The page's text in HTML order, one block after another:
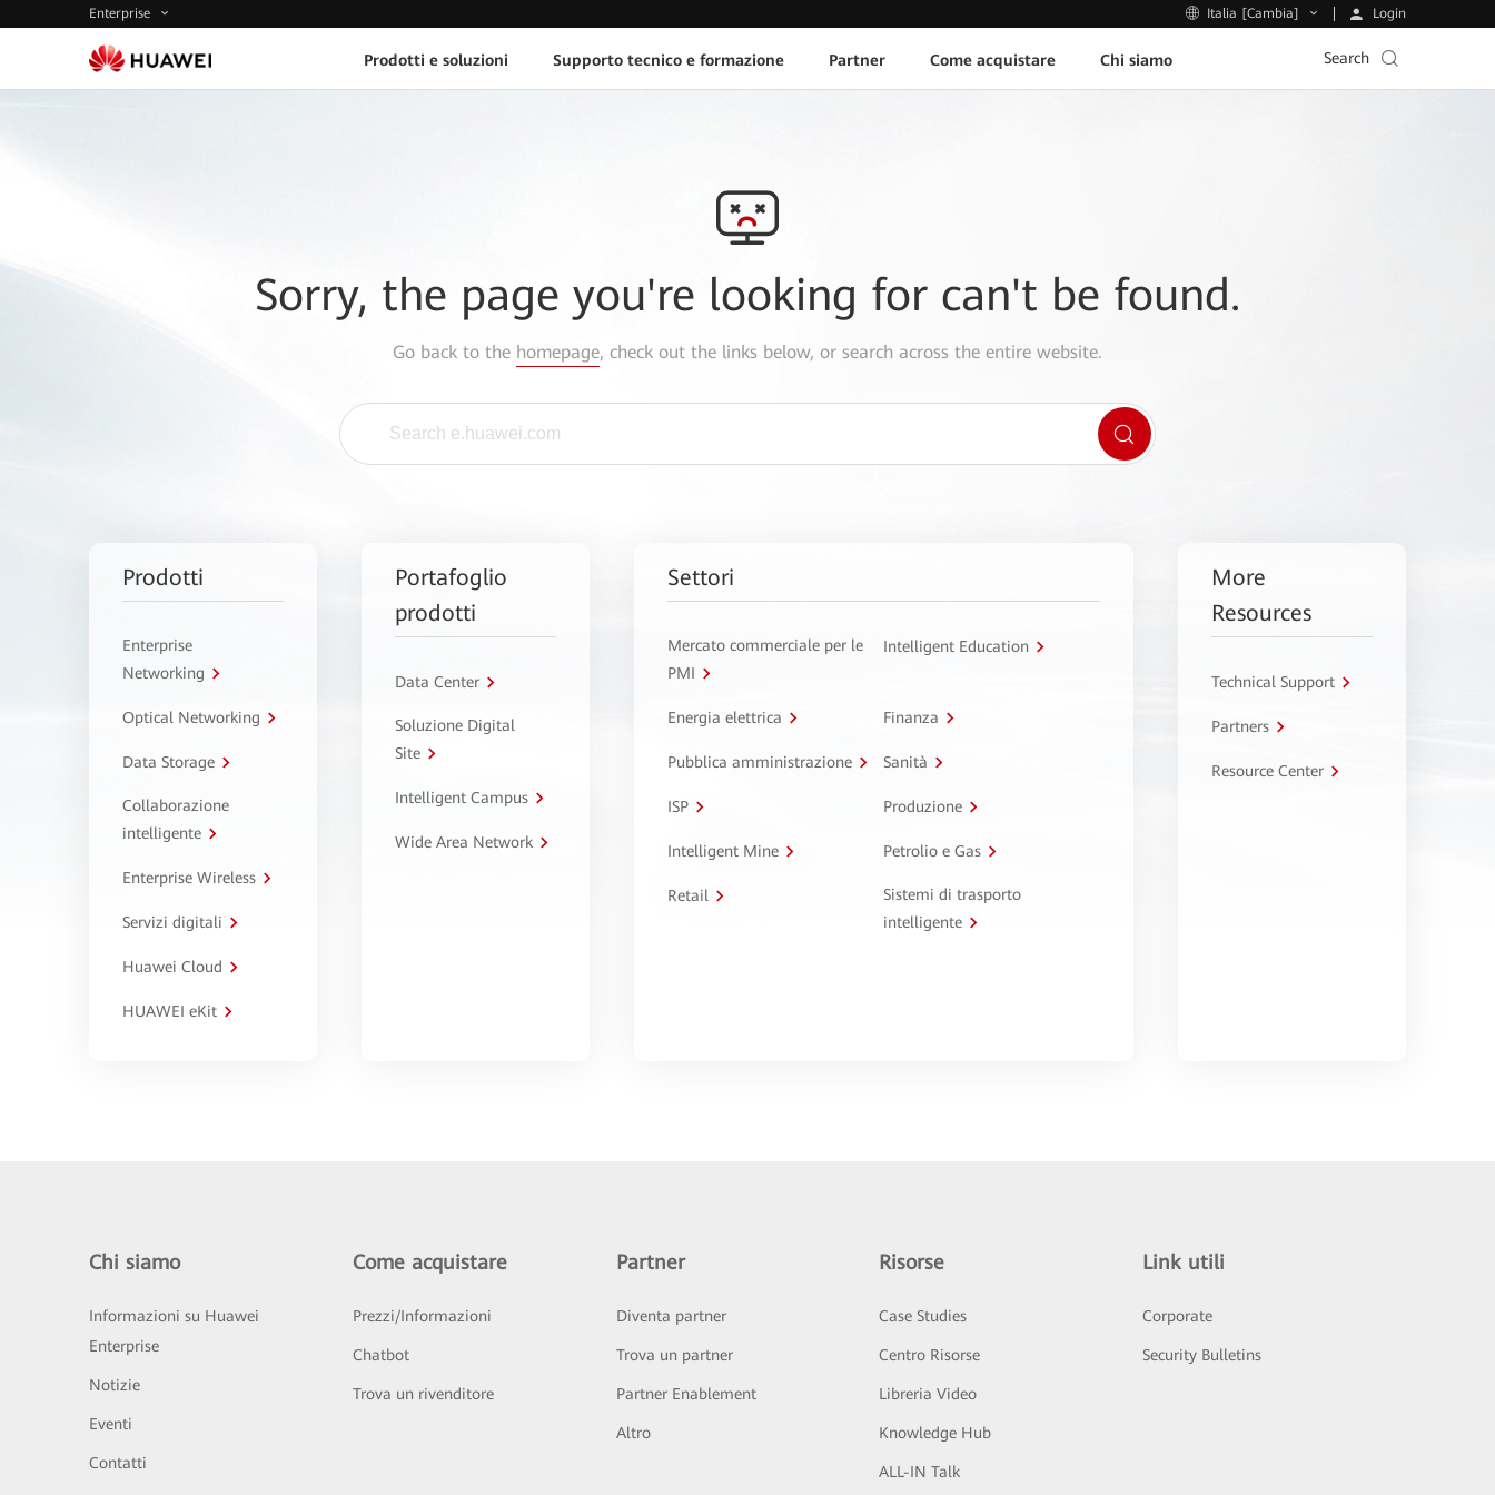
Enterprise Italia [Cambia] Login
Prodotti e soluzioni Supporto tecnico e formazione Partner Come acquistare Chi siamo Search
Sorry, the page you're looking for can't be found.
Go back to the homepage, check out the links below, or search across the entire website.
Prodotti
Enterprise
Networking
Optical Networking
Data Storage
Collaborazione
intelligente
Enterprise Wireless
Servizi digitali
Huawei Cloud
HUAWEI eKit
Portafoglio
prodotti
Data Center
Soluzione Digital
Site
Intelligent Campus
Wide Area Network
Settori
Mercato commerciale per le
PMI
Intelligent Education
Energia elettrica Finanza
Pubblica amministrazione Sanità
ISP Produzione
Intelligent Mine Petrolio e Gas
Retail
Sistemi di trasporto
intelligente
More
Resources
Technical Support
Partners
Resource Center
Chi siamo
Informazioni su Huawei
Enterprise
Notizie
Eventi
Contatti
Come acquistare
Prezzi/Informazioni
Chatbot
Trova un rivenditore
Partner
Diventa partner
Trova un partner
Partner Enablement
Altro
Risorse
Case Studies
Centro Risorse
Libreria Video
Knowledge Hub
ALL-IN Talk
Link utili
Corporate
Security Bulletins